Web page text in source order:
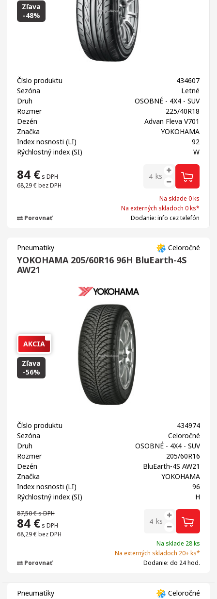
Zľava
-48%
Číslo produktu
434607
Sezóna
Letné
Druh
OSOBNÉ - 4X4 - SUV
Rozmer
225/40R18
Dezén
Advan Fleva V701
Značka
YOKOHAMA
Index nosnosti (LI)
92
Rýchlostný index (SI)
W
84 € s DPH
68,29 € bez DPH
ks
Na sklade 0 ks
Na externých skladoch 0 ks*
Dodanie: info cez telefón
Porovnať
Celoročné
Pneumatiky
YOKOHAMA 205/60R16 96H BluEarth-4S
AW21
AKCIA
Zľava
-56%
Číslo produktu
434974
Sezóna
Celoročné
Druh
OSOBNÉ - 4X4 - SUV
Rozmer
205/60R16
Dezén
BluEarth-4S AW21
Značka
YOKOHAMA
Index nosnosti (LI)
96
Rýchlostný index (SI)
H
87,50 €s DPH
84 € s DPH
68,29 € bez DPH
ks
Na sklade 28 ks
Na externých skladoch 20+ ks*
Dodanie: do 24 hod.
Porovnať
Celoročné
Pneumatiky